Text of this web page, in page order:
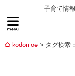
子育て情
kodomoe タグ検索